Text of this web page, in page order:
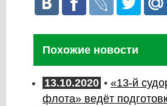
Похожие новости
13.10.2020 • «13-й
флота» ведёт